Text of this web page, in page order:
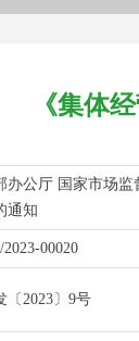
《集体
办公厅 国家市场
通知
2023-00020
〔2023〕9号